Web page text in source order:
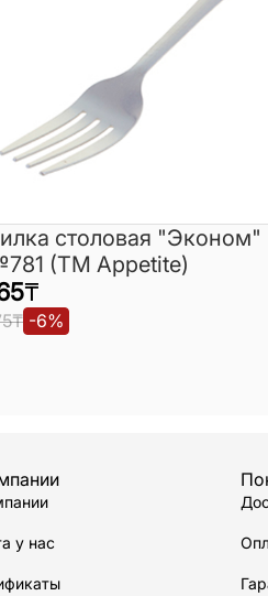
столовая "Эконом"
(ТМ Appetite)
₸
₸ -6%
у нас